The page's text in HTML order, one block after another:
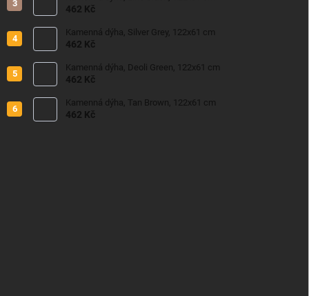
462 Kč
Kamenná dýha, Silver Grey, 122x61 cm
462 Kč
Kamenná dýha, Deoli Green, 122x61 cm
462 Kč
Kamenná dýha, Tan Brown, 122x61 cm
462 Kč